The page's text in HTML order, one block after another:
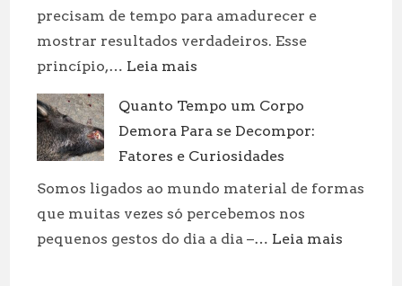
precisam de tempo para amadurecer e
mostrar resultados verdadeiros. Esse
princípio,… Leia mais
o
Mandato
do
de
8
Quanto Tempo um Corpo
Demora Para se Decompor:
Fatores e Curiosidades
Somos ligados ao mundo material de formas
que muitas vezes só percebemos nos
pequenos gestos do dia a dia –… Leia mais